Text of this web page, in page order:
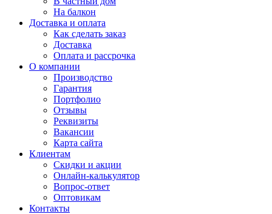
На балкон
Доставка и оплата
Как сделать заказ
Доставка
Оплата и рассрочка
О компании
Производство
Гарантия
Портфолио
Отзывы
Реквизиты
Вакансии
Карта сайта
Клиентам
Скидки и акции
Онлайн-калькулятор
Вопрос-ответ
Оптовикам
Контакты